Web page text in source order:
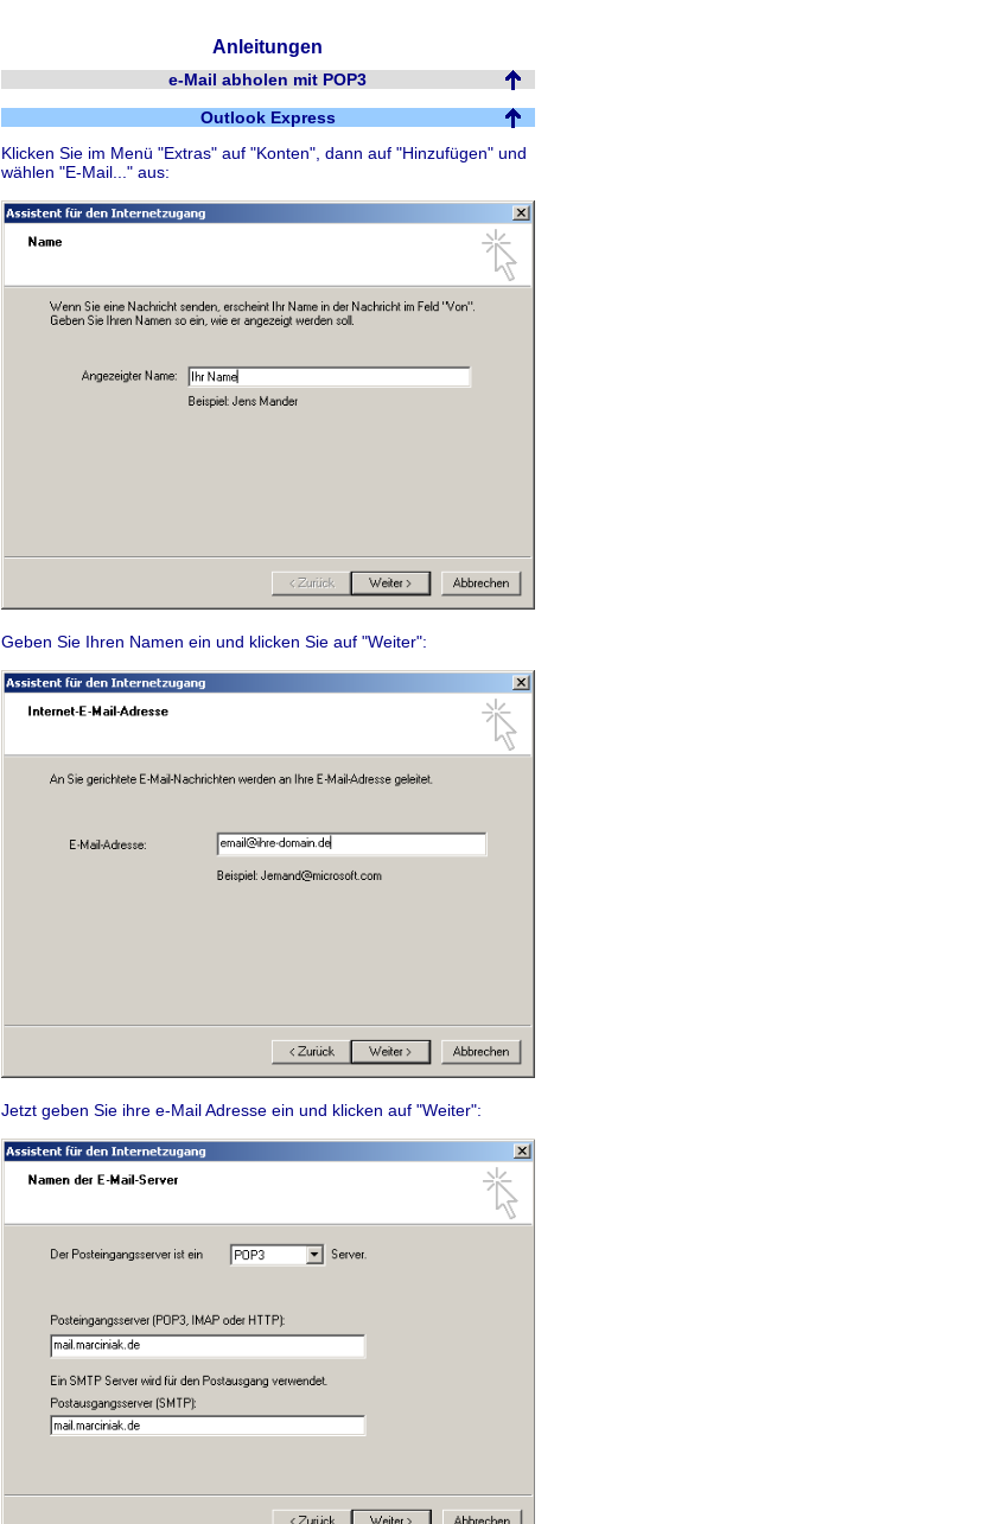
Anleitungen
e-Mail abholen mit POP3
Outlook Express
Klicken Sie im Menü "Extras" auf "Konten", dann auf "Hinzufügen" und
wählen "E-Mail..." aus:
Geben Sie Ihren Namen ein und klicken Sie auf "Weiter":
Jetzt geben Sie ihre e-Mail Adresse ein und klicken auf "Weiter":